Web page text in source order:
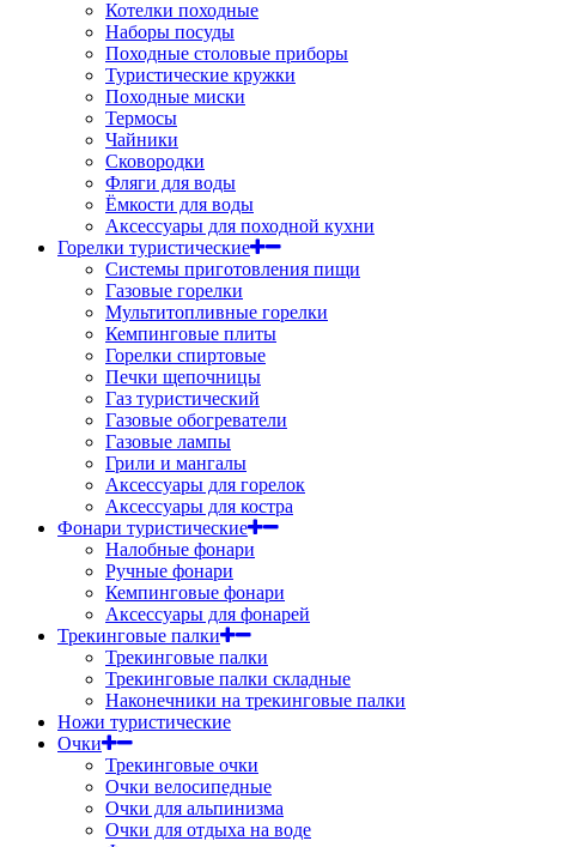
Котелки походные
Наборы посуды
Походные столовые приборы
Туристические кружки
Походные миски
Термосы
Чайники
Сковородки
Фляги для воды
Ёмкости для воды
Аксессуары для походной кухни
Горелки туристические
Системы приготовления пищи
Газовые горелки
Мультитопливные горелки
Кемпинговые плиты
Горелки спиртовые
Печки щепочницы
Газ туристический
Газовые обогреватели
Газовые лампы
Грили и мангалы
Аксессуары для горелок
Аксессуары для костра
Фонари туристические
Налобные фонари
Ручные фонари
Кемпинговые фонари
Аксессуары для фонарей
Трекинговые палки
Трекинговые палки
Трекинговые палки складные
Наконечники на трекинговые палки
Ножи туристические
Очки
Трекинговые очки
Очки велосипедные
Очки для альпинизма
Очки для отдыха на воде